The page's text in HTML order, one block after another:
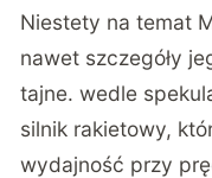
Niestety na temat
nawet szczegóły
tajne. wedle
silnik rakietowy,
wydajność przy